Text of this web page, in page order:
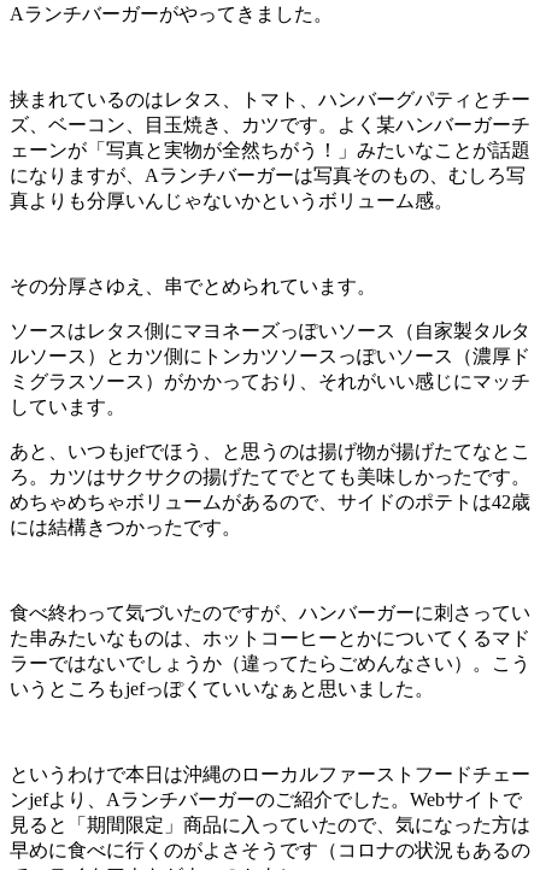
Aランチバーガーがやってきました。
挟まれているのはレタス、トマト、ハンバーグパティとチー
ズ、ベーコン、目玉焼き、カツです。よく某ハンバーガーチ
ェーンが「写真と実物が全然ちがう！」みたいなことが話題
になりますが、Aランチバーガーは写真そのもの、むしろ写
真よりも分厚いんじゃないかというボリューム感。
その分厚さゆえ、串でとめられています。
ソースはレタス側にマヨネーズっぽいソース（自家製タルタ
ルソース）とカツ側にトンカツソースっぽいソース（濃厚ド
ミグラスソース）がかかっており、それがいい感じにマッチ
しています。
あと、いつもjefでほう、と思うのは揚げ物が揚げたてなとこ
ろ。カツはサクサクの揚げたてでとても美味しかったです。
めちゃめちゃボリュームがあるので、サイドのポテトは42歳
には結構きつかったです。
食べ終わって気づいたのですが、ハンバーガーに刺さってい
た串みたいなものは、ホットコーヒーとかについてくるマド
ラーではないでしょうか（違ってたらごめんなさい）。こう
いうところもjefっぽくていいなぁと思いました。
というわけで本日は沖縄のローカルファーストフードチェー
ンjefより、Aランチバーガーのご紹介でした。Webサイトで
見ると「期間限定」商品に入っていたので、気になった方は
早めに食べに行くのがよさそうです（コロナの状況もあるの